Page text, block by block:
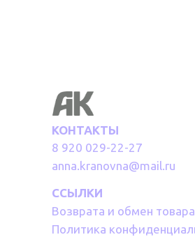
КОНТАКТЫ
8 920 029-22-27
anna.kranovna@mail.ru
ССЫЛКИ
Возврата и обмен товара
Политика